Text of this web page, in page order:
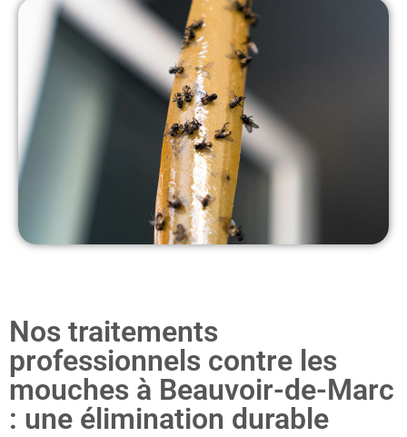
Nos traitements
professionnels contre les
mouches à Beauvoir-de-Marc
: une élimination durable